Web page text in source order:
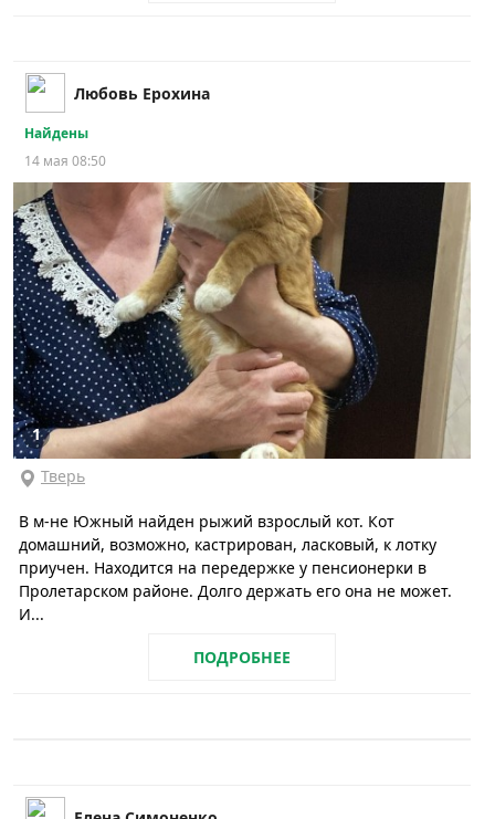
Любовь Ерохина
Найдены
14 мая 08:50
1
Тверь
В м-не Южный найден рыжий взрослый кот. Кот
домашний, возможно, кастрирован, ласковый, к лотку
приучен. Находится на передержке у пенсионерки в
Пролетарском районе. Долго держать его она не может.
И...
ПОДРОБНЕЕ